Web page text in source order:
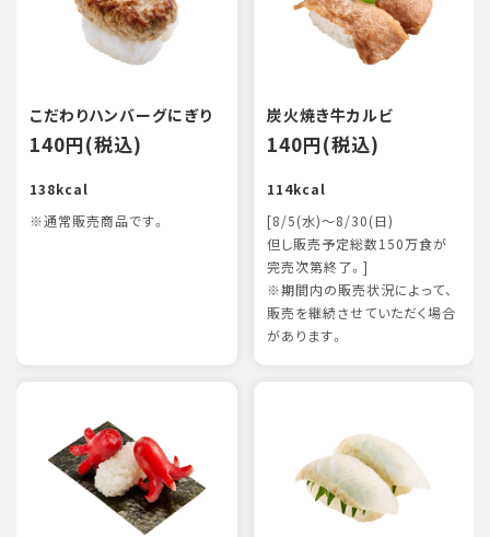
こだわりハンバーグにぎり
140円(税込)
138kcal
※通常販売商品です。
炭火焼き牛カルビ
140円(税込)
114kcal
[8/5(水)～8/30(日)
但し販売予定総数150万食が
完売次第終了。]
※期間内の販売状況によって、
販売を継続させていただく場合
があります。